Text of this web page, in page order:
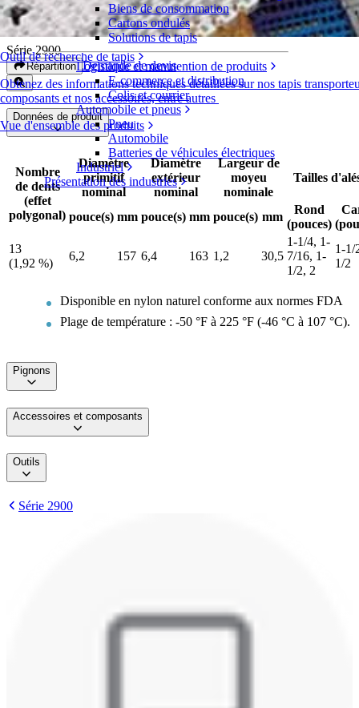
Outil de recherche de tapis
Obtenez des informations techniques détaillées sur nos tapis
composants et nos accessoires, entre autres
Vue d'ensemble des produits
Biens de consommation
Cartons ondulés
Solutions de tapis
Logistique et manutention de produits
E-commerce et distribution
Colis et courrier
Automobile et pneus
Pneu
Automobile
Batteries de véhicules électriques
Industriel
Présentation des industries
Pignons en nylon
Série 2900
Répartition Demande de devis
Données de produit
Nombre
de dents
(effet
polygonal)
Diamètre
primitif
nominal
Diamètre
extérieur
nominal
Largeur de
moyeu
nominale
Tailles
pouce(s) mm pouce(s) mm pouce(s) mm
Rond
(pouces)
13
(1,92 %)
6,2 157 6,4 163 1,2 30,5
1-1/4, 1-
7/16, 1-
1/2, 2
1-1/
1/2
Disponible en nylon naturel conforme aux normes FDA
Plage de température : -50 °F à 225 °F (-46 °C à 107 °C).
Pignons
Accessoires et composants
Outils
Série 2900